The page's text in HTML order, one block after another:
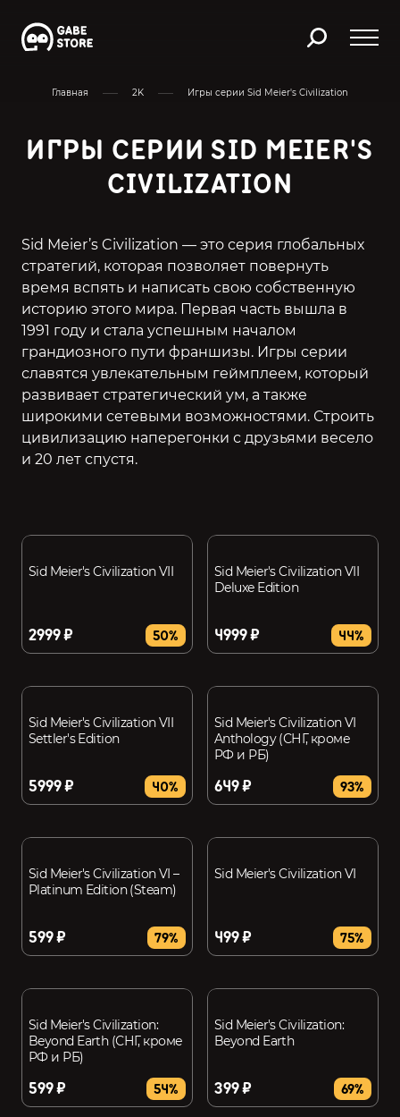
Главная 2K Игры серии Sid Meier's Civilization
ИГРЫ СЕРИИ SID MEIER'S
CIVILIZATION
Sid Meier’s Civilization — это серия глобальных
стратегий, которая позволяет повернуть
время вспять и написать свою собственную
историю этого мира. Первая часть вышла в
1991 году и стала успешным началом
грандиозного пути франшизы. Игры серии
славятся увлекательным геймплеем, который
развивает стратегический ум, а также
широкими сетевыми возможностями. Строить
цивилизацию наперегонки с друзьями весело
и 20 лет спустя.
Sid Meier's Civilization VII
2999 ₽ 50%
Sid Meier's Civilization VII
Deluxe Edition
4999 ₽ 44%
Sid Meier's Civilization VII
Settler's Edition
5999 ₽ 40%
Sid Meier's Civilization VI
Anthology (СНГ, кроме
РФ и РБ)
649 ₽ 93%
Sid Meier's Civilization VI –
Platinum Edition (Steam)
599 ₽ 79%
Sid Meier's Civilization VI
499 ₽ 75%
Sid Meier's Civilization:
Beyond Earth (СНГ, кроме
РФ и РБ)
599 ₽ 54%
Sid Meier's Civilization:
Beyond Earth
399 ₽ 69%